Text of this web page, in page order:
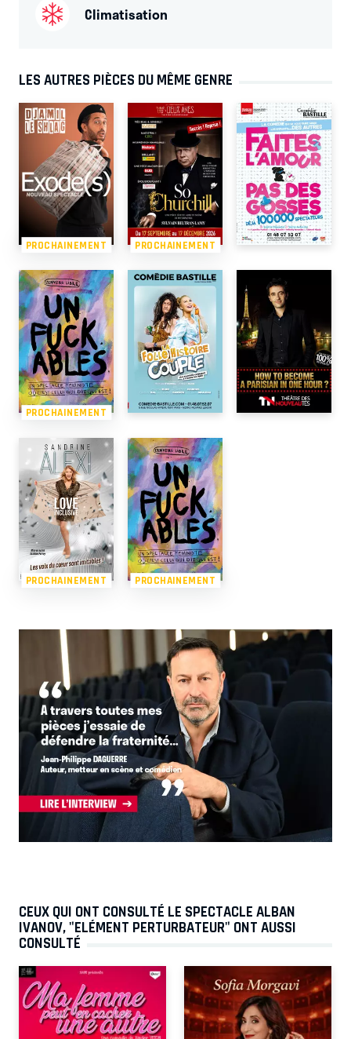
Climatisation
LES AUTRES PIÈCES DU MÊME GENRE
PROCHAINEMENT PROCHAINEMENT
PROCHAINEMENT
PROCHAINEMENT PROCHAINEMENT
CEUX QUI ONT CONSULTÉ LE SPECTACLE ALBAN
IVANOV, "ELÉMENT PERTURBATEUR" ONT AUSSI
CONSULTÉ